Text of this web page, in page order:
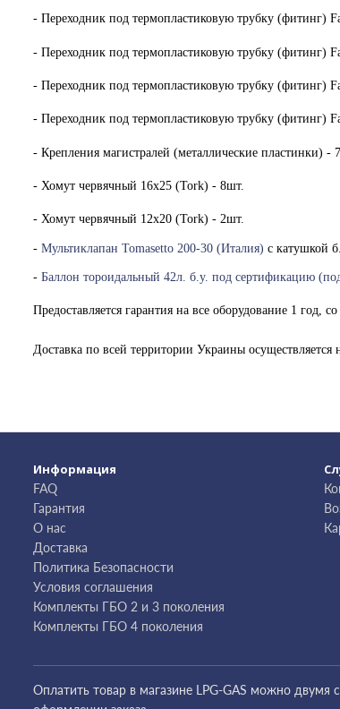
- Переходник под термопластиковую трубку (фитинг)
- Переходник под термопластиковую трубку (фитинг)
- Переходник под термопластиковую трубку (фитинг)
- Переходник под термопластиковую трубку (фитинг)
- Крепления магистралей (металлические пластинки) -
- Хомут червячный 16х25 (Tork) - 8шт.
- Хомут червячный 12х20 (Tork) - 2шт.
- Мультиклапан Tomasetto 200-30 (Италия) с катушкой
- Баллон тороидальный 42л. б.у. под сертификацию
Предоставляется гарантия на все оборудование 1 год,
Доставка по всей территории Украины
Информация
FAQ
Гарантия
О нас
Доставка
Политика Безопасности
Условия соглашения
Комплекты ГБО 2 и 3 поколения
Комплекты ГБО 4 поколения
Оплатить товар в магазине LPG-GAS можно